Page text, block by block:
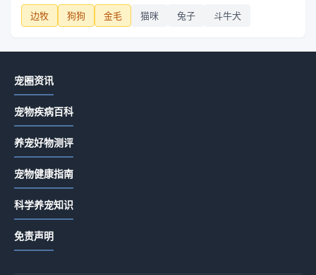
边牧 狗狗 金毛 猫咪 兔子 斗牛犬
宠圈资讯
宠物疾病百科
养宠好物测评
宠物健康指南
科学养宠知识
免责声明